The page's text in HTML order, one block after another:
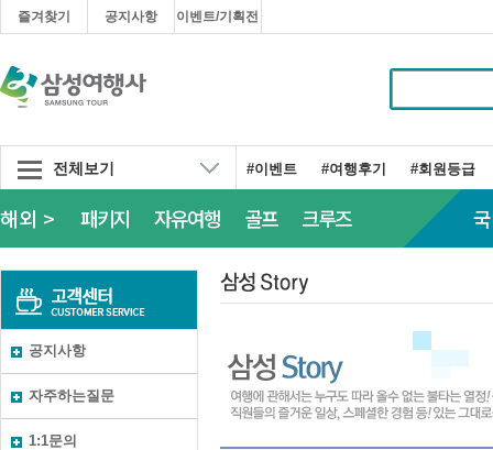
즐겨찾기 공지사항 이벤트/기획전
전체보기 #이벤트 #여행후기 #회원등급
해외 > 패키지 자유여행 골프 크루즈
공지사항
자주하는질문
1:1문의